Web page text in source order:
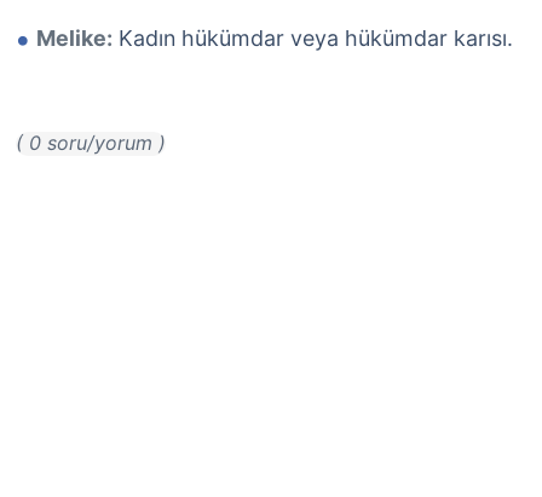
Melike: Kadın hükümdar veya hükümdar karısı.
( 0 soru/yorum )